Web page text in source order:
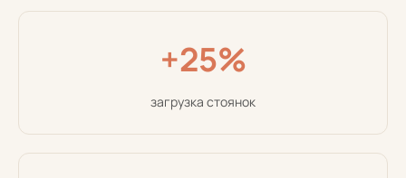
+25%
загрузка стоянок